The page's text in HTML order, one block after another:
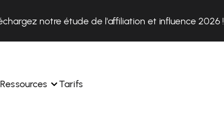
notre étude de l'affiliation et influence 2026 !
Ressources Tarifs